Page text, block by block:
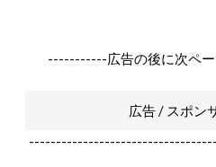
-----------広告の後に次ペ
広告 / スポン